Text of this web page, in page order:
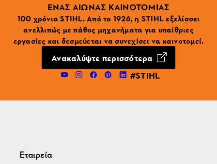
ΕΝΑΣ ΑΙΩΝΑΣ ΚΑΙΝΟΤΟΜΙΑΣ
100 χρόνια STIHL. Από το 1926, η STIHL εξελίσσει
ανελλιπώς με πάθος μηχανήματα για υπαίθριες
εργασίες και δεσμεύεται να συνεχίσει να καινοτομεί.
Ανακαλύψτε περισσότερα
#STIHL
Εταιρεία